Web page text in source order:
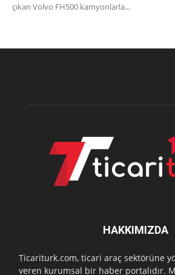
çıkan Volvo FH500 kamyonlarla...
HAKKIMIZDA
Ticariturk.com, ticari araç sektörüne
veren kurumsal bir haber portalıdır.